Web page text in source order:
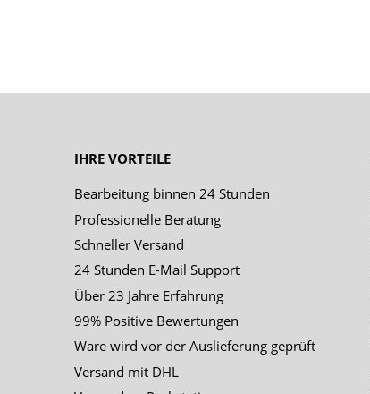
IHRE VORTEILE
Bearbeitung binnen 24 Stunden
Professionelle Beratung
Schneller Versand
24 Stunden E-Mail Support
Über 23 Jahre Erfahrung
99% Positive Bewertungen
Ware wird vor der Auslieferung geprüft
Versand mit DHL